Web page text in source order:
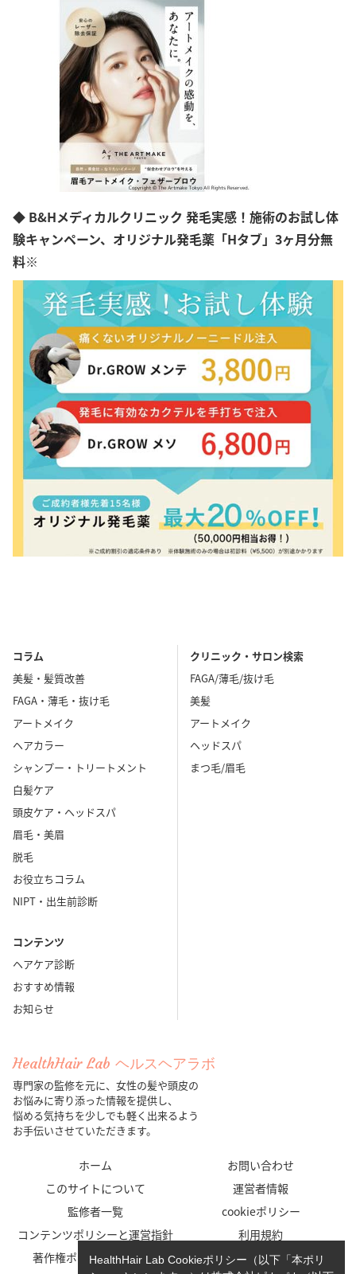
◆ B&Hメディカルクリニック 発毛実感！施術のお試し体
験キャンペーン、オリジナル発毛薬「Hタブ」3ヶ月分無
料※
コラム
美髪・髪質改善
FAGA・薄毛・抜け毛
アートメイク
ヘアカラー
シャンプー・トリートメント
白髪ケア
頭皮ケア・ヘッドスパ
眉毛・美眉
脱毛
お役立ちコラム
NIPT・出生前診断
コンテンツ
ヘアケア診断
おすすめ情報
お知らせ
クリニック・サロン検索
FAGA/薄毛/抜け毛
美髪
アートメイク
ヘッドスパ
まつ毛/眉毛
HealthHair Lab ヘルスヘアラボ
専門家の監修を元に、女性の髪や頭皮の
お悩みに寄り添った情報を提供し、
悩める気持ちを少しでも軽く出来るよう
お手伝いさせていただきます。
ホーム
お問い合わせ
このサイトについて
運営者情報
監修者一覧
cookieポリシー
コンテンツポリシーと運営指針
利用規約
著作権ポリシー/免責事項
プライバシーポリシー
HealthHair Lab Cookieポリシー（以下「本ポリ